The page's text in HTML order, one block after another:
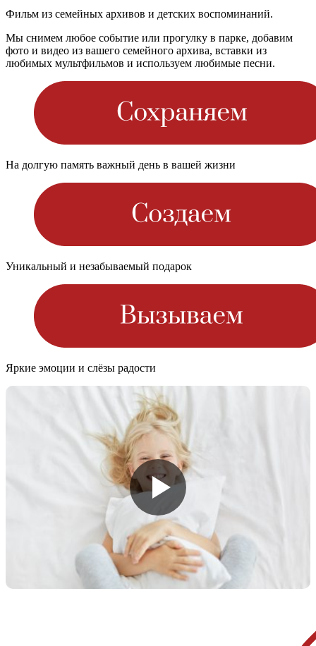
Фильм из семейных архивов и детских воспоминаний.
Мы снимем любое событие или прогулку в парке, добавим
фото и видео из вашего семейного архива, вставки из
любимых мультфильмов и используем любимые песни.
На долгую память важный день в вашей жизни
Уникальный и незабываемый подарок
Яркие эмоции и слёзы радости